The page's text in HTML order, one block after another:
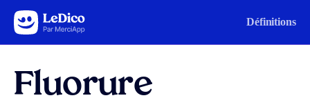
Aller au contenu Définitions
Fluorure